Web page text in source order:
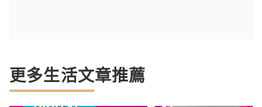
更多生活文章推薦